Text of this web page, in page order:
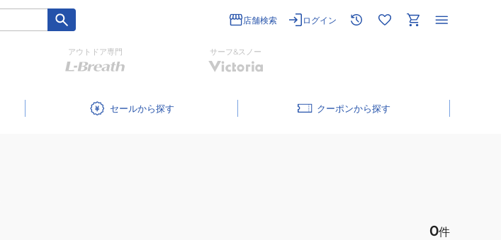
店舗検索 ログイン
アウトドア専門 サーフ&スノー
セール クーポン
0件